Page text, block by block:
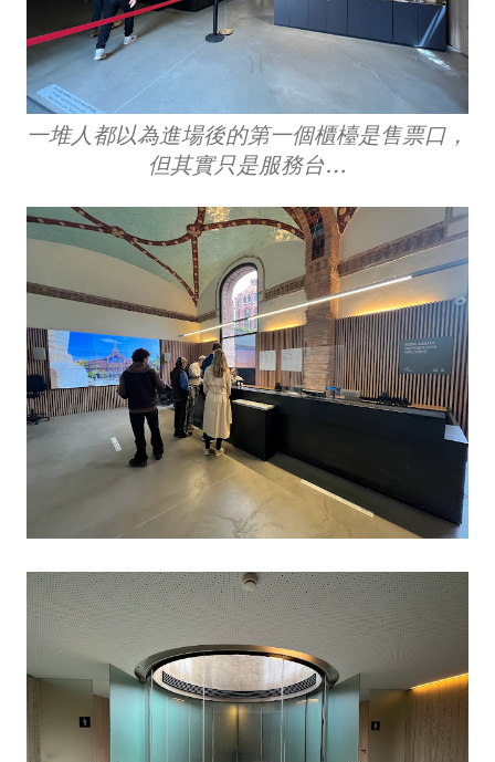
一堆人都以為進場後的第一個櫃檯是售票口，
但其實只是服務台…